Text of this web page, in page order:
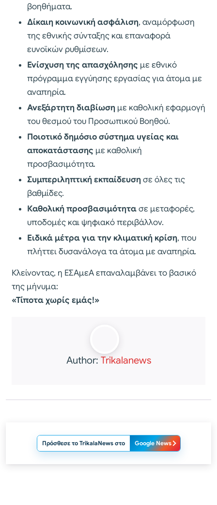
βοηθήματα.
Δίκαιη κοινωνική ασφάλιση, αναμόρφωση
της εθνικής σύνταξης και επαναφορά
ευνοϊκών ρυθμίσεων.
Ενίσχυση της απασχόλησης με εθνικό
πρόγραμμα εγγύησης εργασίας για άτομα με
αναπηρία.
Ανεξάρτητη διαβίωση με καθολική εφαρμογή
του θεσμού του Προσωπικού Βοηθού.
Ποιοτικό δημόσιο σύστημα υγείας και
αποκατάστασης με καθολική
προσβασιμότητα.
Συμπεριληπτική εκπαίδευσησε όλες τις
βαθμίδες.
Καθολική προσβασιμότητασε μεταφορές,
υποδομές και ψηφιακό περιβάλλον.
Ειδικά μέτρα για την κλιματική κρίση, που
πλήττει δυσανάλογα τα άτομα με αναπηρία.
Κλείνοντας, η ΕΣΑμεΑ επαναλαμβάνει το βασικό
της μήνυμα:
«Τίποτα χωρίς εμάς!»
Author: Trikalanews
Πρόσθεσε το TrikalaNews στο Google News